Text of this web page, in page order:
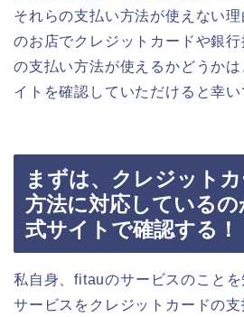
それらの支払い方法が使えない
のお店でクレジットカードや銀
の支払い方法が使えるかどうか
イトを確認していただけると幸い
まずは、クレジット
方法に対応している
式サイトで確認する！
私自身、fitauのサービスのこと
サービスをクレジットカードの